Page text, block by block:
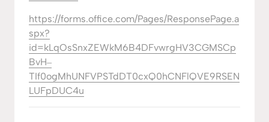
https://forms.office.com/Pages/ResponsePage.a
spx?
id=kLqOsSnxZEWkM6B4DFvwrgHV3CGMSCp
BvH‒
TIf0ogMhUNFVPSTdDT0cxQ0hCNFlQVE9RSEN
LUFpDUC4u